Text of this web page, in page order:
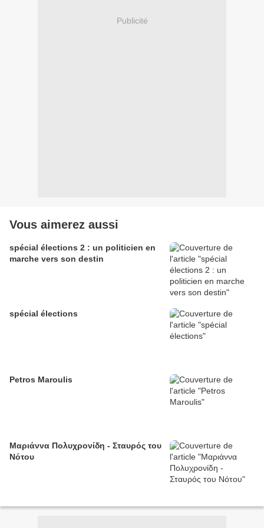
Publicité
Vous aimerez aussi
spécial élections 2 : un politicien en
marche vers son destin
spécial élections
Petros Maroulis
Μαριάννα Πολυχρονίδη - Σταυρός του
Νότου